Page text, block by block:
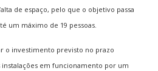
de espaço, pelo que o objetivo passa
um máximo de 19 pessoas.
o investimento previsto no prazo
instalações em funcionamento por um